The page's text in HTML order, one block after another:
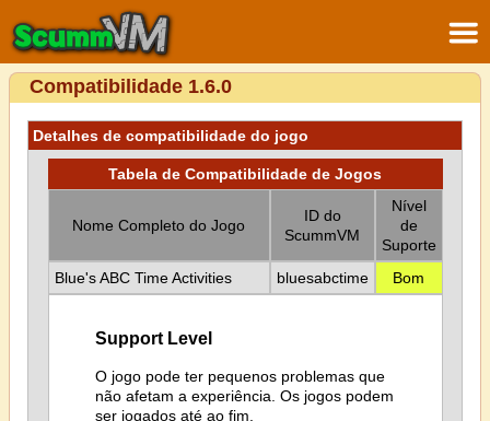
Compatibilidade 1.6.0
Detalhes de compatibilidade do jogo
Tabela de Compatibilidade de Jogos
Nome Completo do Jogo
ID do
ScummVM
Nível
de
Suporte
Blue's ABC Time Activities
bluesabctime Bom
Support Level
O jogo pode ter pequenos problemas que
não afetam a experiência. Os jogos podem
ser jogados até ao fim.